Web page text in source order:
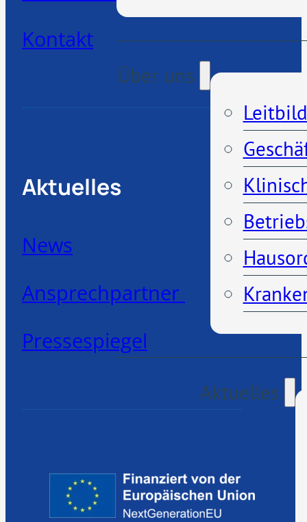
Über uns
Leitbild
Aktuelles
Kontakt
Aktuelles
News
Ansprechpartner
Pressespiegel